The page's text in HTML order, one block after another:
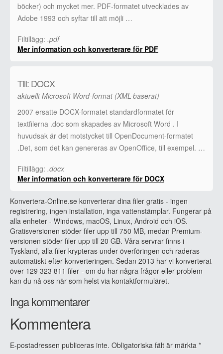
böcker) och mycket mer. PDF-formatet utvecklades av
Adobe 1993 och syftar till att möjli …
Filtillägg: .pdf
Mer information och konverterare för PDF
Till: DOCX
aktuellt Microsoft Word-format (XML-baserat)
2007 ersatte DOCX-formatet standardformatet för
textfilerna .doc som skapades av Microsoft Word . I
huvudsak är det motstycket till OpenDocument-formatet
.Det, som det kan genereras av OpenOffice, till exempel. …
Filtillägg: .docx
Mer information och konverterare för DOCX
Konvertera-Online.se konverterar dina filer gratis - ingen
registrering, ingen installation, inga vattenstämplar. Fungerar på
alla enheter - Windows, macOS, Linux, Android och iOS.
Gratisversionen stöder filer upp till 750 MB, medan Premium-
versionen stöder filer upp till 20 GB. Våra servrar finns i
Tyskland, alla filer krypteras under överföringen och raderas
automatiskt efter konverteringen. Sedan 2013 har vi konverterat
över 129 323 811 filer - om du har några frågor eller problem
kan du nå oss när som helst via kontaktformuläret.
Inga kommentarer
Kommentera
E-postadressen publiceras inte. Obligatoriska fält är märkta *